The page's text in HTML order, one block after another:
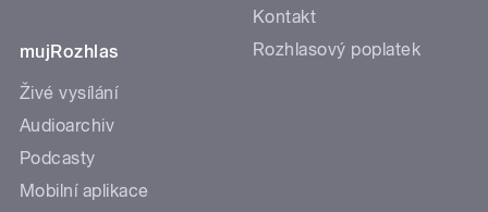
mujRozhlas
Živé vysílání
Audioarchiv
Podcasty
Mobilní aplikace
Kontakt
Rozhlasový poplatek